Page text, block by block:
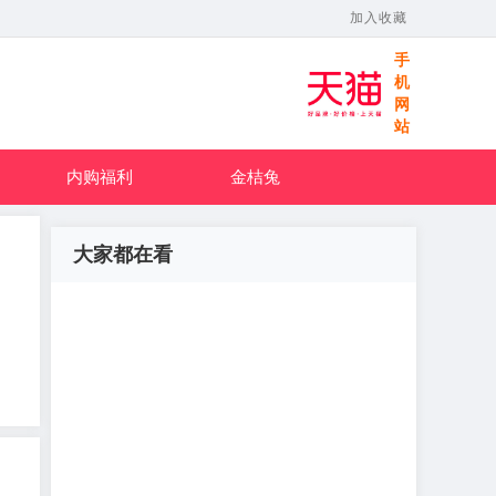
加入收藏
手
机
网
站
内购福利 金桔兔
大家都在看